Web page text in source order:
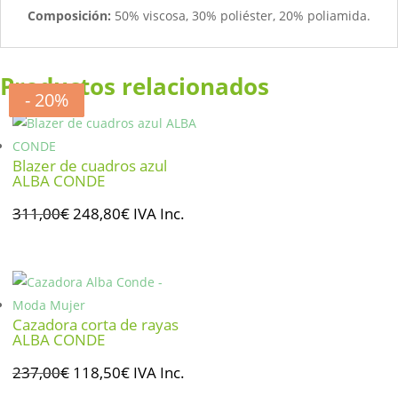
Composición: 50% viscosa, 30% poliéster, 20% poliamida.
Productos relacionados
- 20%
Blazer de cuadros azul
ALBA CONDE
311,00€ El
era:
311,00€.
248,80€El
es:
IVA Inc.
- 50%
Cazadora corta de rayas
ALBA CONDE
237,00€ El
118,50€ElIVA Inc.
- 20%
- 20%